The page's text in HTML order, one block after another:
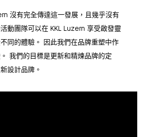
沒有完全傳達這一發展，且幾乎沒有
動團隊可以在 KKL Luzern 享受啟發靈
同的體驗。 因此我們在品牌重塑中作
我們的目標是更新和精煉品牌的定
設計品牌。